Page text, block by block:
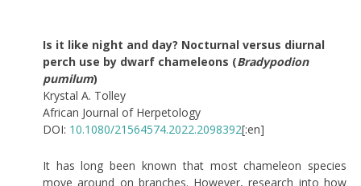
Is it like night and day? Nocturnal versus diurnal
perch use by dwarf chameleons (Bradypodion
pumilum)
Krystal A. Tolley
African Journal of Herpetology
DOI: 10.1080/21564574.2022.2098392[:en]
It has long been known that most chameleon species
move around on branches. However, research into how